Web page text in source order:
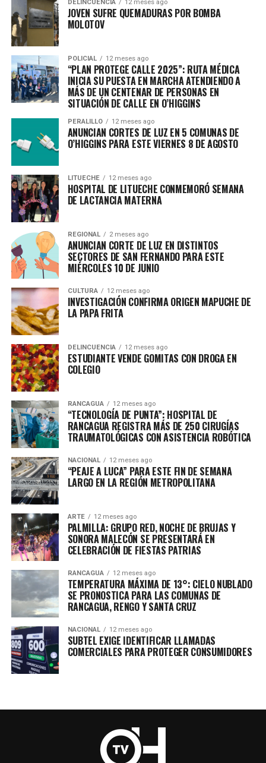
DELINCUENCIA 12 meses ago
JOVEN SUFRE QUEMADURAS POR BOMBA
MOLOTOV
POLICIAL 12 meses ago
“PLAN PROTEGE CALLE 2025”: RUTA MÉDICA
INICIA SU PUESTA EN MARCHA ATENDIENDO A
MÁS DE UN CENTENAR DE PERSONAS EN
SITUACIÓN DE CALLE EN O’HIGGINS
PERALILLO 12 meses ago
ANUNCIAN CORTES DE LUZ EN 5 COMUNAS DE
O’HIGGINS PARA ESTE VIERNES 8 DE AGOSTO
LITUECHE 12 meses ago
HOSPITAL DE LITUECHE CONMEMORÓ SEMANA
DE LACTANCIA MATERNA
REGIONAL 2 meses ago
ANUNCIAN CORTE DE LUZ EN DISTINTOS
SECTORES DE SAN FERNANDO PARA ESTE
MIÉRCOLES 10 DE JUNIO
CULTURA 12 meses ago
INVESTIGACIÓN CONFIRMA ORIGEN MAPUCHE DE
LA PAPA FRITA
DELINCUENCIA 12 meses ago
ESTUDIANTE VENDE GOMITAS CON DROGA EN
COLEGIO
RANCAGUA 12 meses ago
“TECNOLOGÍA DE PUNTA”: HOSPITAL DE
RANCAGUA REGISTRA MÁS DE 250 CIRUGÍAS
TRAUMATOLÓGICAS CON ASISTENCIA ROBÓTICA
NACIONAL 12 meses ago
“PEAJE A LUCA” PARA ESTE FIN DE SEMANA
LARGO EN LA REGIÓN METROPOLITANA
ARTE 12 meses ago
PALMILLA: GRUPO RED, NOCHE DE BRUJAS Y
SONORA MALECÓN SE PRESENTARÁ EN
CELEBRACIÓN DE FIESTAS PATRIAS
RANCAGUA 12 meses ago
TEMPERATURA MÁXIMA DE 13°: CIELO NUBLADO
SE PRONOSTICA PARA LAS COMUNAS DE
RANCAGUA, RENGO Y SANTA CRUZ
NACIONAL 12 meses ago
SUBTEL EXIGE IDENTIFICAR LLAMADAS
COMERCIALES PARA PROTEGER CONSUMIDORES